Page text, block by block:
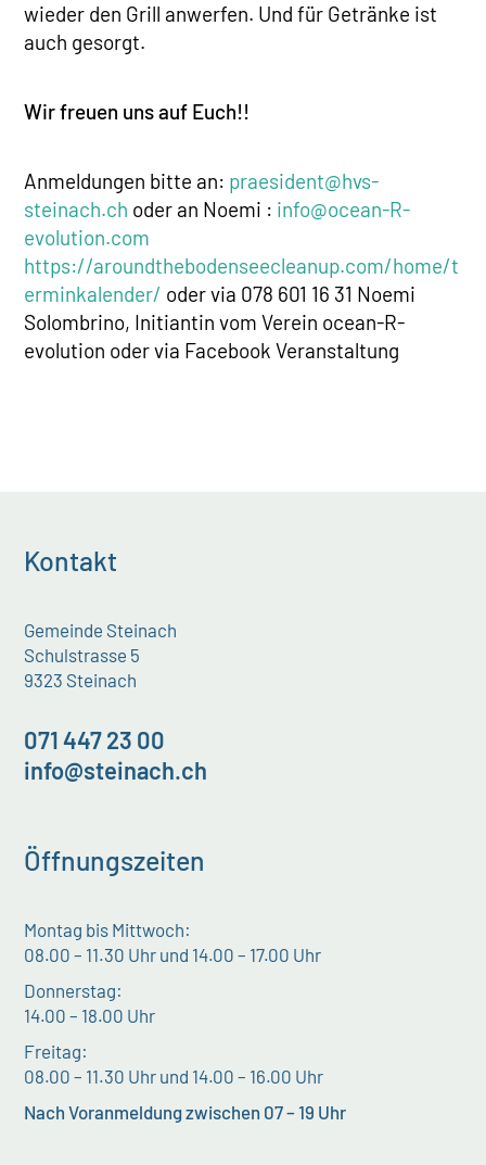
wieder den Grill anwerfen. Und für Getränke ist
auch gesorgt.
Wir freuen uns auf Euch!!
Anmeldungen bitte an: praesident@hvs-
steinach.ch oder an Noemi : info@ocean-R-
evolution.com
https://aroundthebodenseecleanup.com/home/t
erminkalender/ oder via 078 601 16 31 Noemi
Solombrino, Initiantin vom Verein ocean-R-
evolution oder via Facebook Veranstaltung
Kontakt
Gemeinde Steinach
Schulstrasse 5
9323 Steinach
071 447 23 00
info@steinach.ch
Öffnungszeiten
Montag bis Mittwoch:
08.00 – 11.30 Uhr und 14.00 – 17.00 Uhr
Donnerstag:
14.00 – 18.00 Uhr
Freitag:
08.00 – 11.30 Uhr und 14.00 – 16.00 Uhr
Nach Voranmeldung zwischen 07 – 19 Uhr